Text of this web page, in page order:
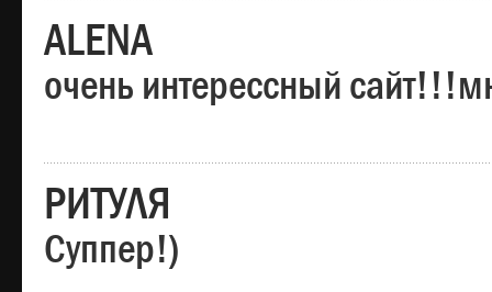
ALENA
очень интерессный
РИТУЛЯ
Суппер!)